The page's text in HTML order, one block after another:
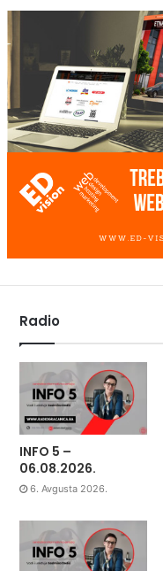
Radio
INFO 5 –
06.08.2026.
6. Avgusta 2026.